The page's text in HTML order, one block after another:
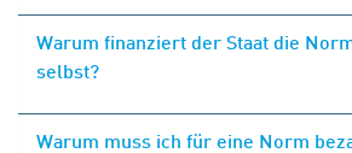
Warum finanziert der Staat die
selbst?
Warum muss ich für eine Norm